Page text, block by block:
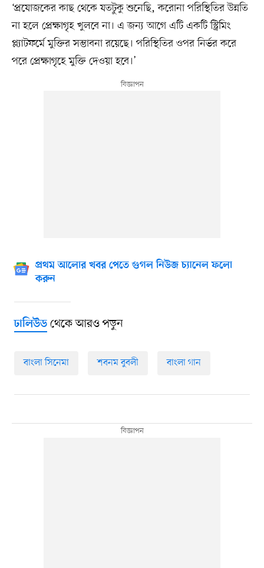
‘প্রযোজকের কাছ থেকে যতটুকু শুনেছি, করোনা পরিস্থিতির উন্নতি
না হলে প্রেক্ষাগৃহ খুলবে না। এ জন্য আগে এটি একটি স্ট্রিমিং
প্ল্যাটফর্মে মুক্তির সম্ভাবনা রয়েছে। পরিস্থিতির ওপর নির্ভর করে
পরে প্রেক্ষাগৃহে মুক্তি দেওয়া হবে।’
প্রথম আলোর খবর পেতে গুগল নিউজ চ্যানেল ফলো
করুন
ঢালিউডথেকে আরও পড়ুন
বাংলা সিনেমা শবনম বুবলী বাংলা গান